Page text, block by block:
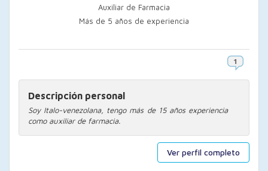
Ver perfil completo
Auxiliar de Farmacia
Más de 5 años de experiencia
Descripción personal
Soy Italo-venezolana, tengo más de 15 años experiencia
como auxiliar de farmacia.